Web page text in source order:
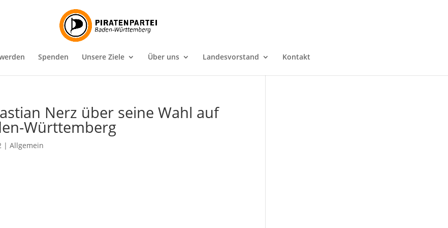
Spenden Unsere Ziele Über uns Landesvorstand Kontakt
Nerz über seine Wahl auf
Württemberg
|Allgemein